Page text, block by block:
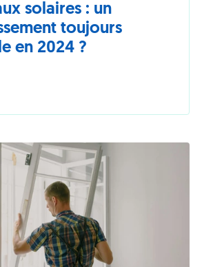
solaires : un
toujours
en 2024 ?
toujours